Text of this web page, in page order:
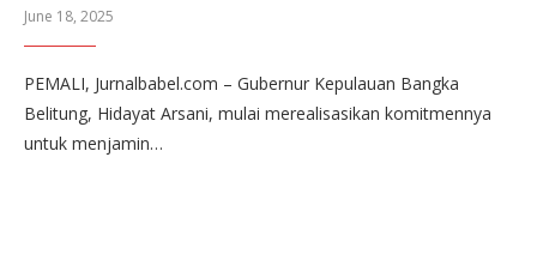
June 18, 2025
PEMALI, Jurnalbabel.com – Gubernur Kepulauan Bangka
Belitung, Hidayat Arsani, mulai merealisasikan komitmennya
untuk menjamin…